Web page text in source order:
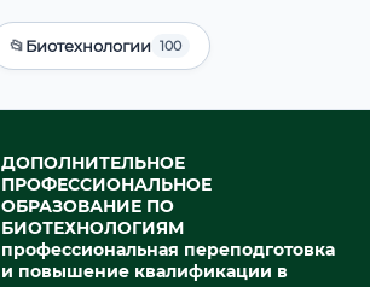
📂Биотехнологии 100
ДОПОЛНИТЕЛЬНОЕ
ПРОФЕССИОНАЛЬНОЕ
ОБРАЗОВАНИЕ ПО
БИОТЕХНОЛОГИЯМ
профессиональная переподготовка
и повышение квалификации в